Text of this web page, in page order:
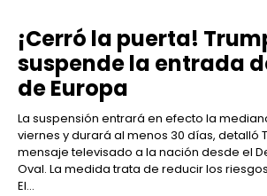
¡Cerró la puerta!
suspende la entrada
de Europa
La suspensión entrará en efecto la
viernes y durará al menos 30 días, detalló
mensaje televisado a la nación desde el
Oval. La medida trata de reducir los
El...